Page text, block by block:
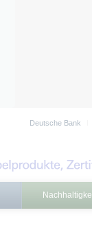
Deutsche Bank